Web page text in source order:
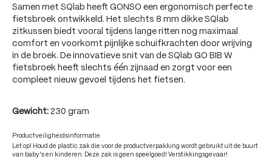
Samen met SQlab heeft GONSO een ergonomisch perfecte
fietsbroek ontwikkeld. Het slechts 8 mm dikke SQlab
zitkussen biedt vooral tijdens lange ritten nog maximaal
comfort en voorkomt pijnlijke schuifkrachten door wrijving
in de broek. De innovatieve snit van de SQlab GO BIB W
fietsbroek heeft slechts één zijnaad en zorgt voor een
compleet nieuw gevoel tijdens het fietsen.
Gewicht: 230 gram
Productveiligheidsinformatie
Let op! Houd de plastic zak die voor de productverpakking wordt gebruikt uit de buurt
van baby's en kinderen. Deze zak is geen speelgoed! Verstikkingsgevaar!